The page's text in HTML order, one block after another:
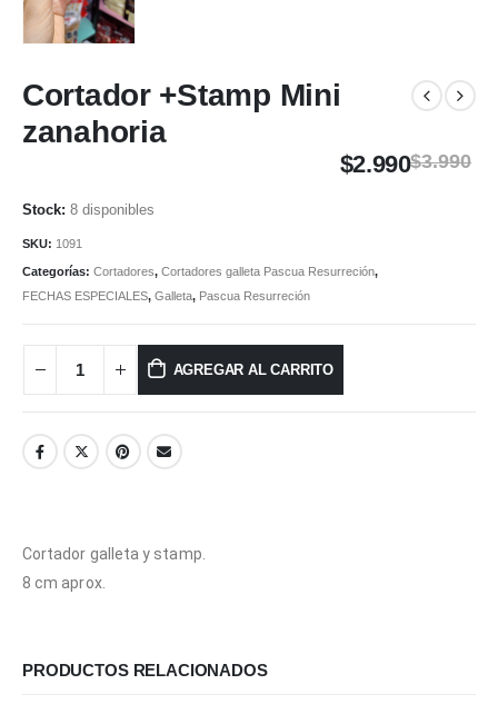
Cortador +Stamp Mini
zanahoria
$3.990
$2.990
8 disponibles
SKU: 1091
Categorías: Cortadores, Cortadores galleta Pascua Resurreción,
FECHAS ESPECIALES, Galleta, Pascua Resurreción
AGREGAR AL CARRITO
Cortador galleta y stamp.
8 cm aprox.
PRODUCTOS RELACIONADOS